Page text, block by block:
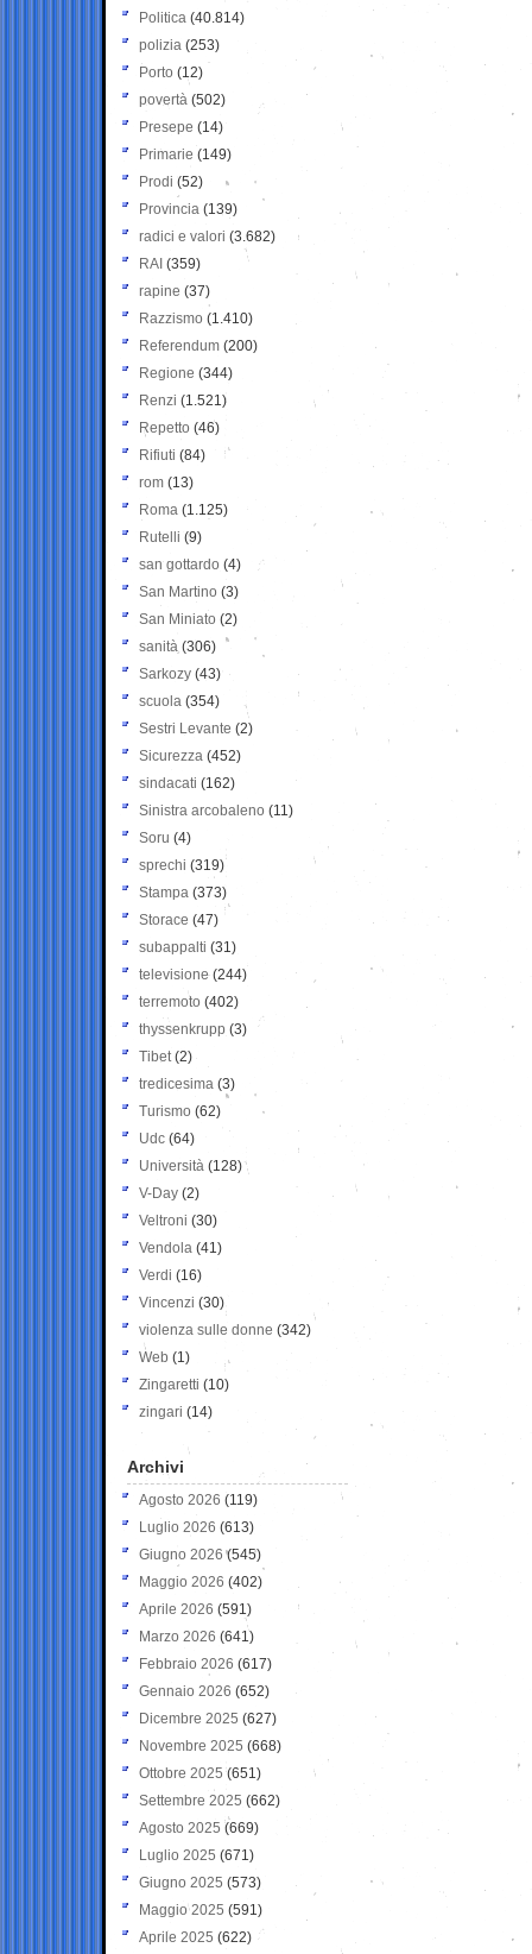
Politica (40.814)
polizia (253)
Porto (12)
povertà (502)
Presepe (14)
Primarie (149)
Prodi (52)
Provincia (139)
radici e valori (3.682)
RAI (359)
rapine (37)
Razzismo (1.410)
Referendum (200)
Regione (344)
Renzi (1.521)
Repetto (46)
Rifiuti (84)
rom (13)
Roma (1.125)
Rutelli (9)
san gottardo (4)
San Martino (3)
San Miniato (2)
sanità (306)
Sarkozy (43)
scuola (354)
Sestri Levante (2)
Sicurezza (452)
sindacati (162)
Sinistra arcobaleno (11)
Soru (4)
sprechi (319)
Stampa (373)
Storace (47)
subappalti (31)
televisione(244)
terremoto (402)
thyssenkrupp (3)
Tibet(2)
tredicesima (3)
Turismo (62)
Udc (64)
Università (128)
V-Day (2)
Veltroni (30)
Vendola (41)
Verdi (16)
Vincenzi (30)
violenza sulle donne (342)
Web (1)
Zingaretti (10)
zingari (14)
Archivi
Agosto 2026 (119)
Luglio 2026 (613)
Giugno 2026 (545)
Maggio 2026 (402)
Aprile 2026 (591)
Marzo 2026 (641)
Febbraio 2026 (617)
Gennaio 2026 (652)
Dicembre 2025 (627)
Novembre 2025 (668)
Ottobre 2025 (651)
Settembre 2025 (662)
Agosto 2025 (669)
Luglio 2025 (671)
Giugno 2025 (573)
Maggio 2025 (591)
Aprile 2025 (622)